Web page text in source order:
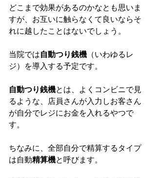
どこまで効果があるのかなとも思いま
すが、お互いに触らなくて良いならそ
れに越したことはないでしょう。
当院では自動つり銭機 （いわゆるレ
ジ）を導入する予定です。
自動つり銭機とは、よくコンビニで見
るような、店員さんが入力しお客さん
が自分でレジにお金を入れるやつで
す。
ちなみに、全部自分で精算するタイプ
は自動精算機と呼びます。